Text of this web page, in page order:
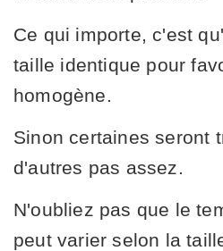
Ce qui importe, c'est
taille identique pour
homogène.
Sinon certaines seront
d'autres pas assez.
N'oubliez pas que le
peut varier selon la